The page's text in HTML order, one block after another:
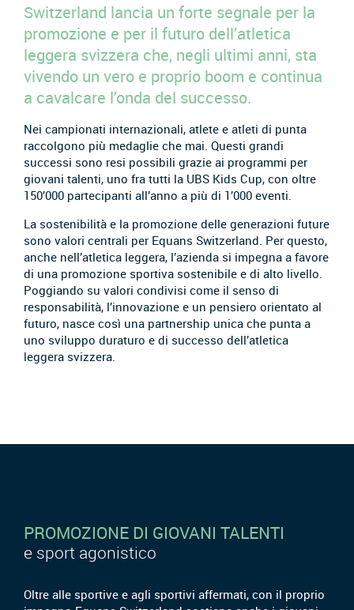
Switzerland lancia un forte segnale per la
promozione e per il futuro dell’atletica
leggera svizzera che, negli ultimi anni, sta
vivendo un vero e proprio boom e continua
a cavalcare l’onda del successo.
Nei campionati internazionali, atlete e atleti di punta
raccolgono più medaglie che mai. Questi grandi
successi sono resi possibili grazie ai programmi per
giovani talenti, uno fra tutti la UBS Kids Cup, con oltre
150’000 partecipanti all’anno a più di 1’000 eventi.
La sostenibilità e la promozione delle generazioni future
sono valori centrali per Equans Switzerland. Per questo,
anche nell’atletica leggera, l’azienda si impegna a favore
di una promozione sportiva sostenibile e di alto livello.
Poggiando su valori condivisi come il senso di
responsabilità, l’innovazione e un pensiero orientato al
futuro, nasce così una partnership unica che punta a
uno sviluppo duraturo e di successo dell’atletica
leggera svizzera.
PROMOZIONE DI GIOVANI TALENTI
e sport agonistico
Oltre alle sportive e agli sportivi affermati, con il proprio